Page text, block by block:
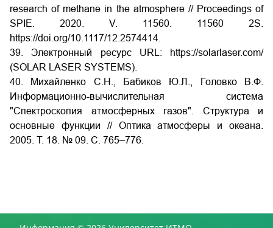
research of methane in the atmosphere // Proceedings of
SPIE. 2020. V. 11560. 11560 2S.
https://doi.org/10.1117/12.2574414.
39. Электронный ресурс URL: https://solarlaser.com/
(SOLAR LASER SYSTEMS).
40. Михайленко С.Н., Бабиков Ю.Л., Головко В.Ф.
Информационно-вычислительная система
"Спектроскопия атмосферных газов". Структура и
основные функции // Оптика атмосферы и океана.
2005. Т. 18. № 09. С. 765–776.